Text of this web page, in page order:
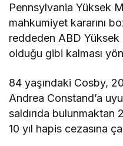
Pennsylvania Yüksek
mahkumiyet kararını
reddeden ABD Yüksek
olduğu gibi kalması
84 yaşındaki Cosby,
Andrea Constand’a
saldırıda bulunmaktan
10 yıl hapis cezasına